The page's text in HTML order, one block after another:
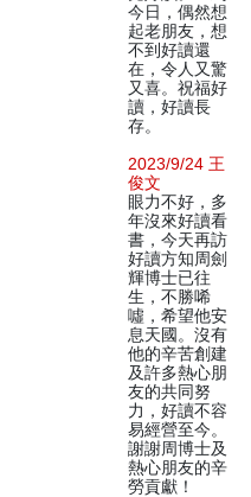
今日，偶然想
起老朋友，想
不到好讀還
在，令人又驚
又喜。祝福好
讀，好讀長
存。
2023/9/24 王
俊文
眼力不好，多
年沒來好讀看
書，今天再訪
好讀方知周劍
輝博士已往
生，不勝唏
噓，希望他安
息天國。沒有
他的辛苦創建
及許多熱心朋
友的共同努
力，好讀不容
易經營至今。
謝謝周博士及
熱心朋友的辛
勞貢獻！